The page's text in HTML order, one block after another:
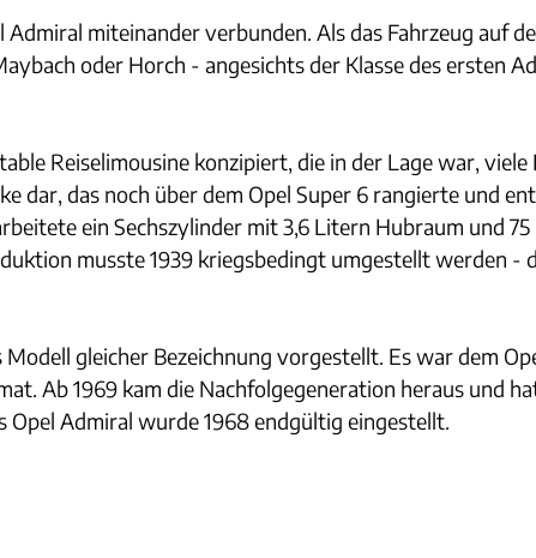
miteinander verbunden. Als das Fahrzeug auf
oder Horch - angesichts der Klasse des ersten
Reiselimousine konzipiert, die in der Lage war,
dar, das noch über dem Opel Super 6 rangierte und
ein Sechszylinder mit 3,6 Litern Hubraum und 75
musste 1939 kriegsbedingt umgestellt werden -
gleicher Bezeichnung vorgestellt. Es war dem
Ab 1969 kam die Nachfolgegeneration heraus und
Opel Admiral wurde 1968 endgültig eingestellt.